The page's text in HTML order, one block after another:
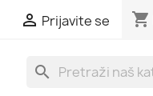
 Prijavite se shopping_cart
search